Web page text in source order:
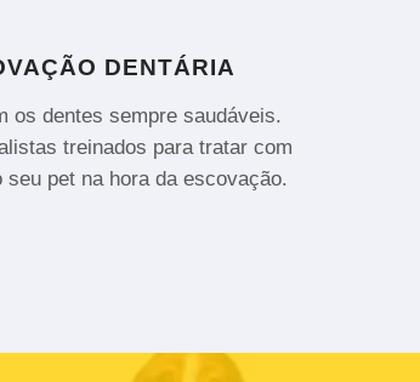
DENTÁRIA
os dentes sempre saudáveis.
treinados para tratar com
seu pet na hora da escovação.